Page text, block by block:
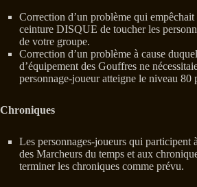
Correction d’un problème qui
ceinture DISQUE de toucher les
de votre groupe.
Correction d’un problème à cause
d’équipement des Gouffres ne
personnage-joueur atteigne le niveau 80
Chroniques
Les personnages-joueurs qui participent
des Marcheurs du temps et aux
terminer les chroniques comme prévu.